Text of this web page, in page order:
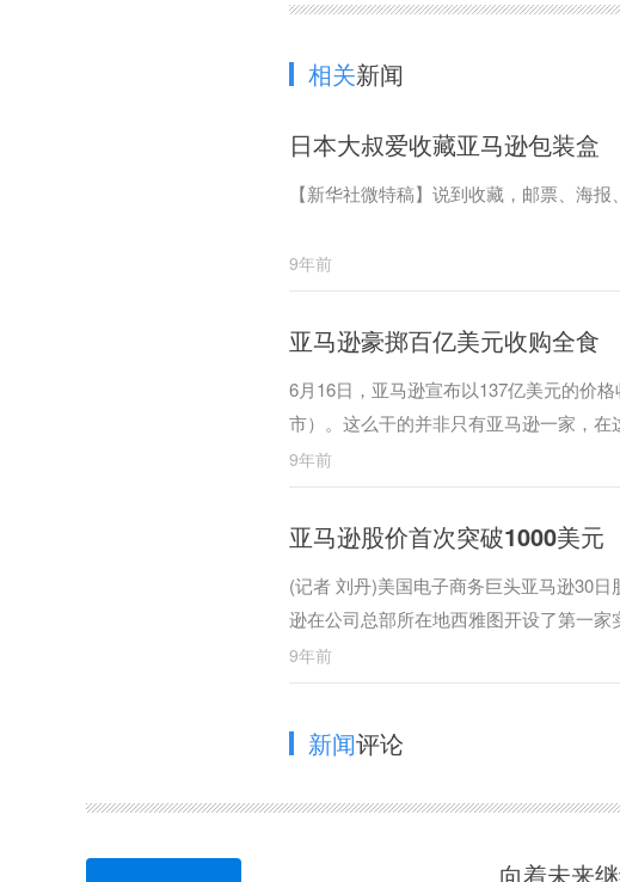
相关新闻
日本大叔爱收藏亚马逊包装盒
【新华社微特稿】说到收藏，邮票、海
9年前
亚马逊豪掷百亿美元收购全食
6月16日，亚马逊宣布以137亿美元的价
市）。这么干的并非只有亚马逊一家，在
9年前
亚马逊股价首次突破1000美元
(记者 刘丹)美国电子商务巨头亚马逊30
逊在公司总部所在地西雅图开设了第一
全球知名连锁书店鲍德斯(Borders)所在地。
9年前
新闻评论
向着未来